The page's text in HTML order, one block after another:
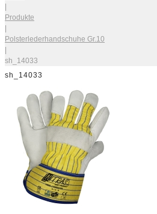
|
Produkte
|
Polsterlederhandschuhe Gr.10
|
sh_14033
sh_14033